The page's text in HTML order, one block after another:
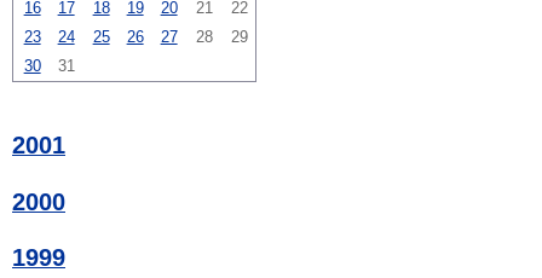
16 17 18 19 20 21
22
23
24 25 26 27 28
29
30
31
2001
2000
1999